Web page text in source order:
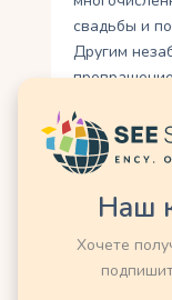
свадьбы и
Другим
Однако
1991 году
было
его к
Наш
Хочете